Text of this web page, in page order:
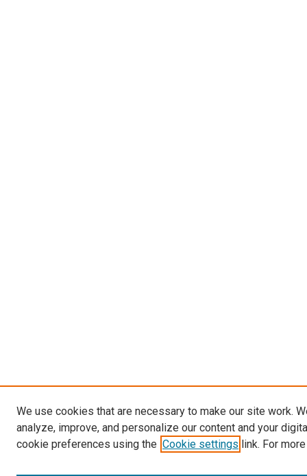
We use cookies that are necessary to make our site work.
analyze, improve, and personalize our content and your
cookie preferences using the Cookie settings link. For